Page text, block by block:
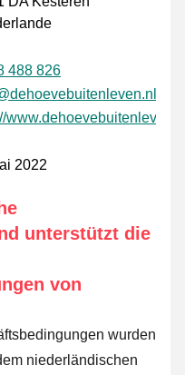
488 826
2022
unterstützt die
von
wurden
niederländischen